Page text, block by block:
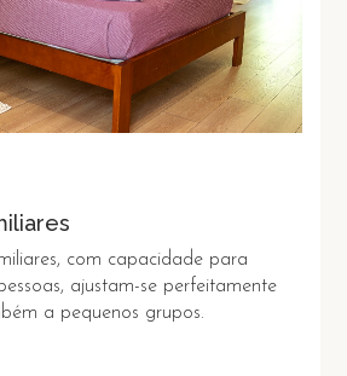
com capacidade para
ajustam-se perfeitamente
a pequenos grupos.